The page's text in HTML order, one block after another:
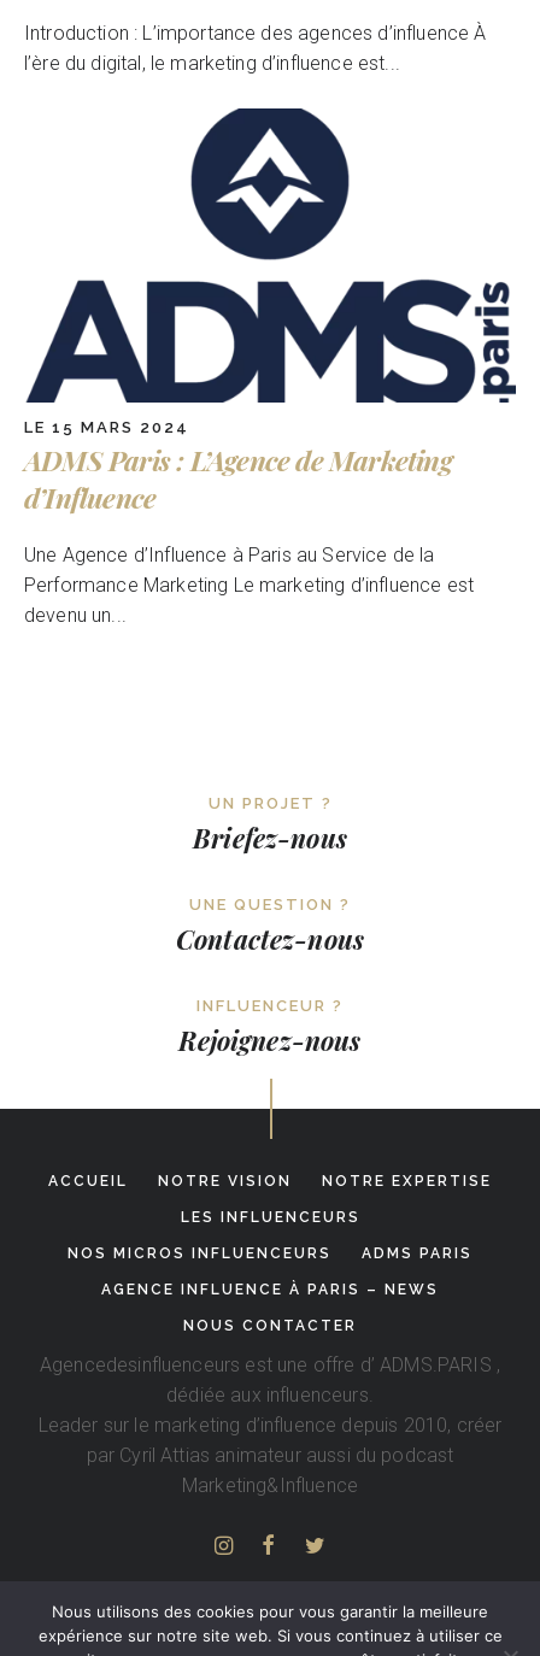
Introduction : L’importance des agences d’influence À
l’ère du digital, le marketing d’influence est...
LE 15 MARS 2024
ADMS Paris : L’Agence de Marketing
d’Influence
Une Agence d’Influence à Paris au Service de la
Performance Marketing Le marketing d’influence est
devenu un...
UN PROJET ?
Briefez-nous
UNE QUESTION ?
Contactez-nous
INFLUENCEUR ?
Rejoignez-nous
ACCUEIL NOTRE VISION NOTRE EXPERTISE
LES INFLUENCEURS
NOS MICROS INFLUENCEURS ADMS PARIS
AGENCE INFLUENCE À PARIS – NEWS
NOUS CONTACTER
Agencedesinfluenceurs est une offre d’ADMS.PARIS ,
dédiée aux influenceurs.
Leader sur le marketing d’influence depuis 2010, créer
par Cyril Attias animateur aussi du podcast
Marketing&Influence
Nous utilisons des cookies pour vous garantir la meilleure
expérience sur notre site web. Si vous continuez à utiliser ce